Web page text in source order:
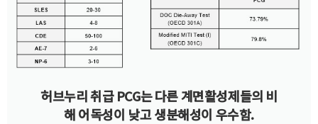
허브누리 취급 PCG는 다른 계면활성제들의 비
해 어독성이 낮고 생분해성이 우수함.